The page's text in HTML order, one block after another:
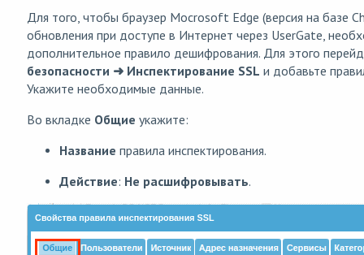
Для того, чтобы браузер Mocrosoft Edge (версия на базе
обновления при доступе в Интернет через UserGate,
дополнительное правило дешифрования. Для этого
безопасности ➜ Инспектирование SSL и добавьте
Укажите необходимые данные.
Во вкладке Общие укажите:
Название правила инспектирования.
Действие: Не расшифровывать.